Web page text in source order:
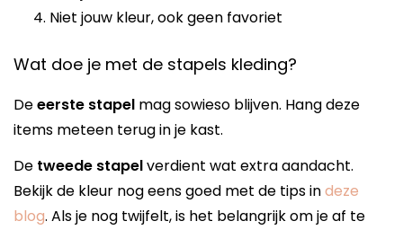
Niet jouw kleur, ook geen favoriet
Wat doe je met de stapels kleding?
Deeerste stapel mag sowieso blijven. Hang deze
items meteen terug in je kast.
De tweede stapelverdient wat extra aandacht.
Bekijk de kleur nog eens goed met de tips indeze
blog. Als je nog twijfelt, is het belangrijk om je af te